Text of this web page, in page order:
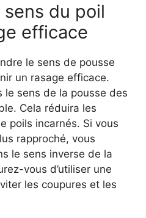
du poil
efficace
le sens de pousse
un rasage efficace.
le sens de la pousse des
Cela réduira les
poils incarnés. Si vous
rapproché, vous
le sens inverse de la
vous d’utiliser une
les coupures et les